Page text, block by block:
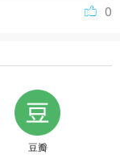
0
豆瓣